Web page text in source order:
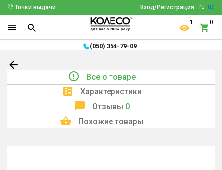
ru ua
Вход/Регистрация
Точки выдачи
1 0
(050) 364-79-09
Все о товаре
Характеристики
Отзывы 0
Похожие товары